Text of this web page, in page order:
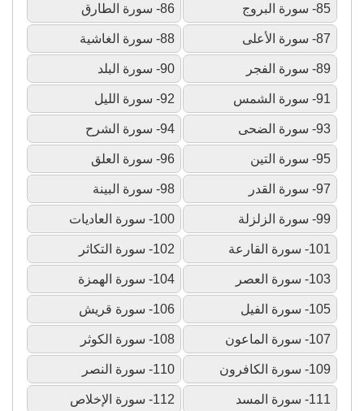
85- سورة البروج 86- سورة الطارق
87- سورة الأعلى 88- سورة الغاشية
89- سورة الفجر 90- سورة البلد
91- سورة الشمس 92- سورة الليل
93- سورة الضحى 94- سورة الشرح
95- سورة التين 96- سورة العلق
97- سورة القدر 98- سورة البينة
99- سورة الزلزلة 100- سورة العاديات
101- سورة القارعة 102- سورة التكاثر
103- سورة العصر 104- سورة الهمزة
105- سورة الفيل 106- سورة قريش
107- سورة الماعون 108- سورة الكوثر
109- سورة الكافرون 110- سورة النصر
111- سورة المسد 112- سورة الإخلاص